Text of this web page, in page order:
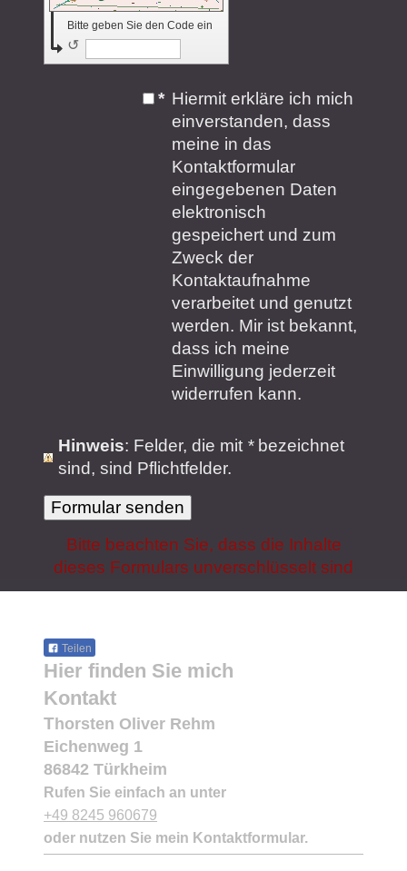
Bitte geben Sie den Code ein
↺
* Hiermit erkläre ich mich
einverstanden, dass
meine in das
Kontaktformular
eingegebenen Daten
elektronisch
gespeichert und zum
Zweck der
Kontaktaufnahme
verarbeitet und genutzt
werden. Mir ist bekannt,
dass ich meine
Einwilligung jederzeit
widerrufen kann.
Hinweis : Felder, die mit *bezeichnet
sind, sind Pflichtfelder.
Bitte beachten Sie, dass die Inhalte
dieses Formulars unverschlüsselt sind
Teilen
Hier finden Sie mich
Kontakt
T horsten Oliver Rehm
Eichenweg 1
86842 Türkheim
Rufen Sie einfach an unter
+49 8245 960679
oder nutzen Sie mein Kontaktformular.